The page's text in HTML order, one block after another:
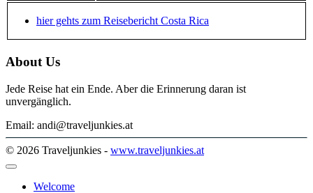
hier gehts zum Reisebericht Costa Rica
About Us
Jede Reise hat ein Ende. Aber die Erinnerung daran ist
unvergänglich.
Email: andi@traveljunkies.at
© 2026 Traveljunkies - www.traveljunkies.at
Welcome